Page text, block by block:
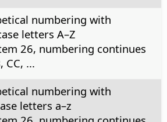
numbering with
letters A–Z
26, numbering continues
CC, ...
numbering with
letters a–z